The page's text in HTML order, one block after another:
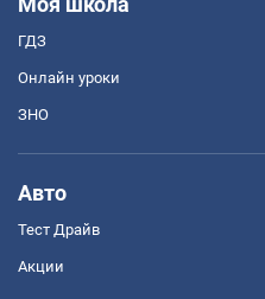
ГДЗ
Онлайн уроки
ЗНО
Авто
Тест Драйв
Акции